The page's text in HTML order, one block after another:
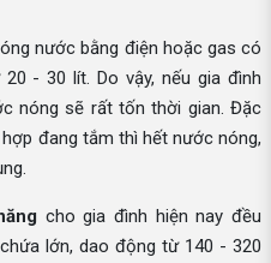
nước bằng điện hoặc gas có
- 30 lít. Do vậy, nếu gia đình
nóng sẽ rất tốn thời gian. Đặc
đang tắm thì hết nước nóng,
cho gia đình hiện nay đều
lớn, dao động từ 140 - 320